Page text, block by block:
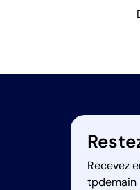
Recevez
tpdemain